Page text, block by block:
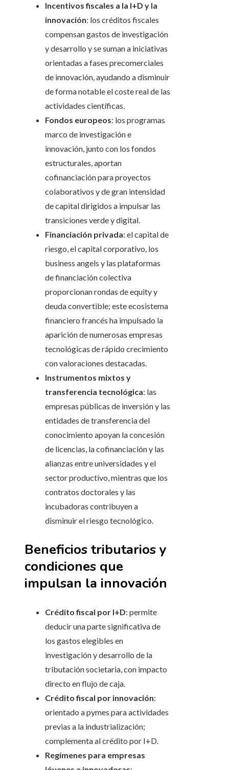
Incentivos fiscales a la I+D y la
innovación: los créditos fiscales
compensan gastos de investigación
y desarrollo y se suman a iniciativas
orientadas a fases precomerciales
de innovación, ayudando a disminuir
de forma notable el coste real de las
actividades científicas.
Fondos europeos: los programas
marco de investigación e
innovación, junto con los fondos
estructurales, aportan
cofinanciación para proyectos
colaborativos y de gran intensidad
de capital dirigidos a impulsar las
transiciones verde y digital.
Financiación privada: el capital de
riesgo, el capital corporativo, los
business angels y las plataformas
de financiación colectiva
proporcionan rondas de equity y
deuda convertible; este ecosistema
financiero francés ha impulsado la
aparición de numerosas empresas
tecnológicas de rápido crecimiento
con valoraciones destacadas.
Instrumentos mixtos y
transferencia tecnológica: las
empresas públicas de inversión y las
entidades de transferencia del
conocimiento apoyan la concesión
de licencias, la cofinanciación y las
alianzas entre universidades y el
sector productivo, mientras que los
contratos doctorales y las
incubadoras contribuyen a
disminuir el riesgo tecnológico.
Beneficios tributarios y
condiciones que
impulsan la innovación
Crédito fiscal por I+D: permite
deducir una parte significativa de
los gastos elegibles en
investigación y desarrollo de la
tributación societaria, con impacto
directo en flujo de caja.
Crédito fiscal por innovación:
orientado a pymes para actividades
previas a la industrialización;
complementa al crédito por I+D.
Regímenes para empresas